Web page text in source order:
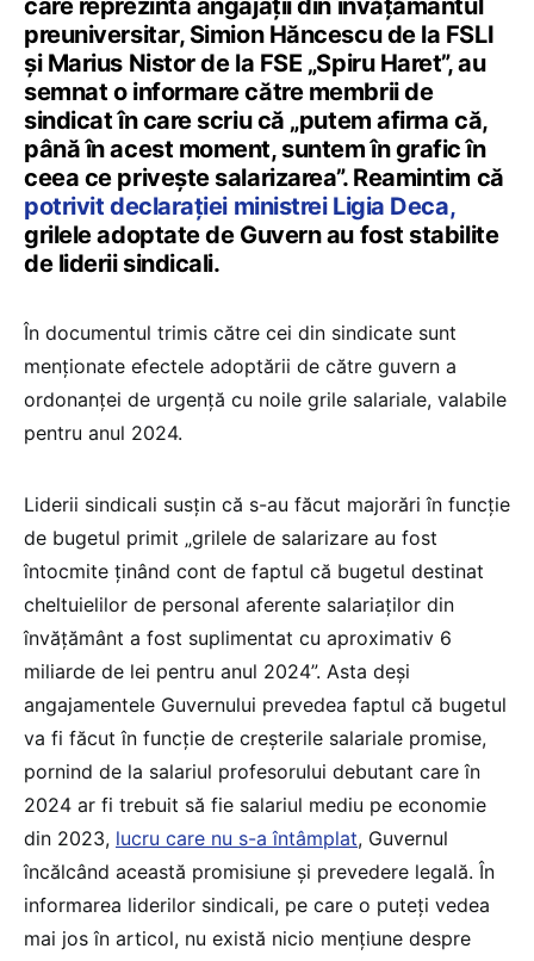
care reprezinta angajații din învățământul
preuniversitar, Simion Hăncescu de la FSLI
și Marius Nistor de la FSE „Spiru Haret”, au
semnat o informare către membrii de
sindicat în care scriu că „putem afirma că,
până în acest moment, suntem în grafic în
ceea ce privește salarizarea”. Reamintim că
potrivit declarației ministrei Ligia Deca,
grilele adoptate de Guvern au fost stabilite
de liderii sindicali.
În documentul trimis către cei din sindicate sunt
menționate efectele adoptării de către guvern a
ordonanței de urgență cu noile grile salariale, valabile
pentru anul 2024.
Liderii sindicali susțin că s-au făcut majorări în funcție
de bugetul primit „grilele de salarizare au fost
întocmite ținând cont de faptul că bugetul destinat
cheltuielilor de personal aferente salariaților din
învățământ a fost suplimentat cu aproximativ 6
miliarde de lei pentru anul 2024”. Asta deși
angajamentele Guvernului prevedea faptul că bugetul
va fi făcut în funcție de creșterile salariale promise,
pornind de la salariul profesorului debutant care în
2024 ar fi trebuit să fie salariul mediu pe economie
din 2023, lucru care nu s-a întâmplat, Guvernul
încălcând această promisiune și prevedere legală. În
informarea liderilor sindicali, pe care o puteți vedea
mai jos în articol, nu există nicio mențiune despre